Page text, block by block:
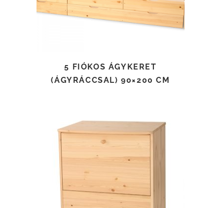
5 FIÓKOS ÁGYKERET
(ÁGYRÁCCSAL) 90×200 CM
TOVÁBB OLVASOM